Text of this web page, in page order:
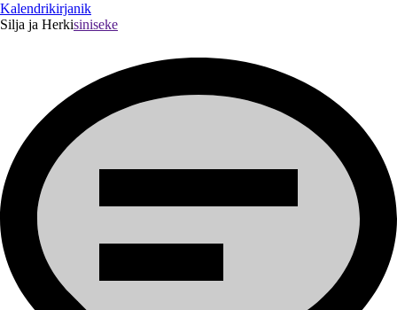
Kalendrikirjanik
Silja ja Herkisiniseke